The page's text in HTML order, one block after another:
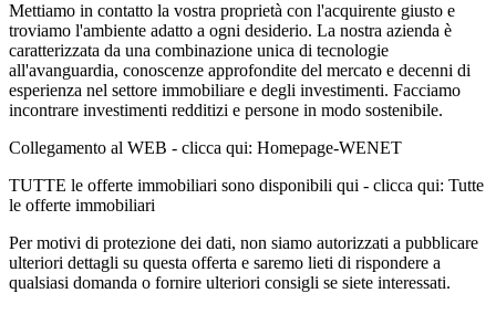
Mettiamo in contatto la vostra proprietà con l'acquirente giusto e
troviamo l'ambiente adatto a ogni desiderio. La nostra azienda è
caratterizzata da una combinazione unica di tecnologie
all'avanguardia, conoscenze approfondite del mercato e decenni di
esperienza nel settore immobiliare e degli investimenti. Facciamo
incontrare investimenti redditizi e persone in modo sostenibile.
Collegamento al WEB - clicca qui: Homepage-WENET
TUTTE le offerte immobiliari sono disponibili qui - clicca qui: Tutte
le offerte immobiliari
Per motivi di protezione dei dati, non siamo autorizzati a pubblicare
ulteriori dettagli su questa offerta e saremo lieti di rispondere a
qualsiasi domanda o fornire ulteriori consigli se siete interessati.